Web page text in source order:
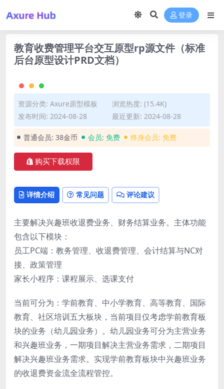
登录
教育收费管理平台交互原型rp源文件（标准
后台原型设计PRD文档）
资源分类: Axure原型模板
浏览热度: (15.4K)
发布时间: 2024-08-28
最近更新: 2024-08-28
普通会员: 38金币 会员: 免费 终身会员: 免费
购买下载权限
详情介绍 常见问题 评论建议
主要解决兴趣班收退费业务、财务结算业务。主体功能
包含以下模块：
员工PC端：教务管理、收退费管理、会计结算与NC对
接、政策管理
家长小程序：课程展示、选课支付
当前可分为：学前教育、中小学教育、高等教育、国际
教育、社区培训五大板块，当前项目仅考虑学前教育板
块的业务（幼儿园业务）。幼儿园业务可分为主营业务
和兴趣班业务，一期项目解决主营业务需求，二期项目
解决兴趣班业务需求。实现学前教育板块中兴趣班业务
的收退费资金流全流程管控。